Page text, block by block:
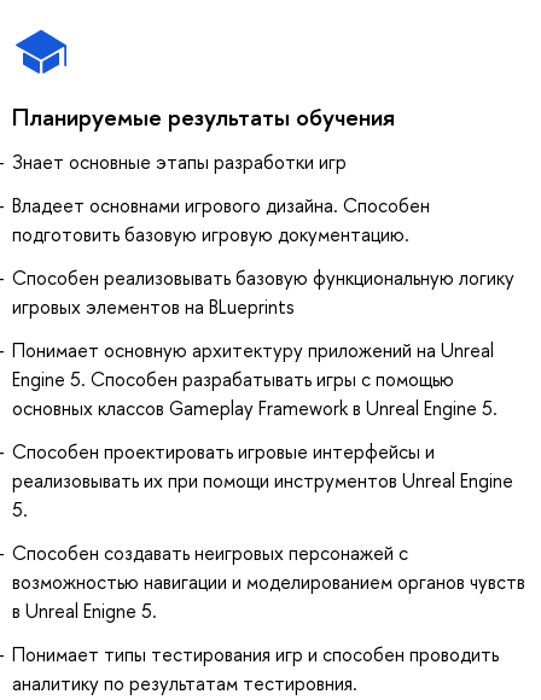
Планируемые результаты обучения
Знает основные этапы разработки игр
Владеет основнами игрового дизайна. Способен
подготовить базовую игровую документацию.
Способен реализовывать базовую функциональную логику
игровых элементов на BLueprints
Понимает основную архитектуру приложений на Unreal
Engine 5. Способен разрабатывать игры с помощью
основных классов Gameplay Framework в Unreal Engine 5.
Способен проектировать игровые интерфейсы и
реализовывать их при помощи инструментов Unreal Engine
5.
Способен создавать неигровых персонажей с
возможностью навигации и моделированием органов чувств
в Unreal Enigne 5.
Понимает типы тестирования игр и способен проводить
аналитику по результатам тестировния.